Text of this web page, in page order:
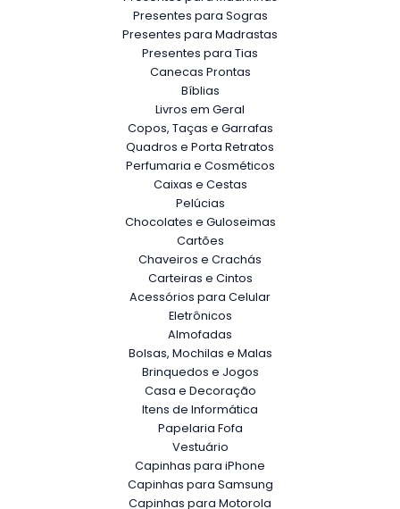
Presentes para Sogras
Presentes para Madrastas
Presentes para Tias
Canecas Prontas
Bíblias
Livros em Geral
Copos, Taças e Garrafas
Quadros e Porta Retratos
Perfumaria e Cosméticos
Caixas e Cestas
Pelúcias
Chocolates e Guloseimas
Cartões
Chaveiros e Crachás
Carteiras e Cintos
Acessórios para Celular
Eletrônicos
Almofadas
Bolsas, Mochilas e Malas
Brinquedos e Jogos
Casa e Decoração
Itens de Informática
Papelaria Fofa
Vestuário
Capinhas para iPhone
Capinhas para Samsung
Capinhas para Motorola